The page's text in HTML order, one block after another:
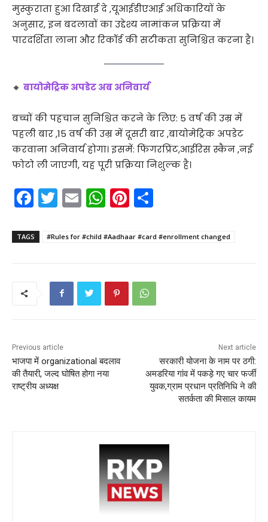
मुस्कुराता हुआ दिखाई दे ,यूआईडीएआई अधिकारियों के
अनुसार, इन बदलावों का उद्देश्य नामांकन प्रक्रिया में
पारदर्शिता लाना और रिकॉर्ड की सटीकता सुनिश्चित करना है।
🔸 बायोमेट्रिक अपडेट अब अनिवार्य
बच्चों की पहचान सुनिश्चित करने के लिए: 5 वर्ष की उम्र में
पहली बार ,15 वर्ष की उम्र में दूसरी बार ,बायोमेट्रिक अपडेट
करवाना अनिवार्य होगा। इसमें: फिंगरप्रिंट,आईरिस स्कैन ,नई
फोटो ली जाएगी, यह पूरी प्रक्रिया निशुल्क है।
F
a
c
T
w
itt
E
m
ai
W
h
a
p
p
Pi
nt
er ar
TAGS #Rules for #child #Aadhaar #card #enrollment changed
Previous article
भाजपा में organizational बदलाव
की तैयारी, जल्द घोषित होगा नया
राष्ट्रीय अध्यक्ष
Next article
सरकारी योजना के नाम पर ठगी:
अमडरिया गांव में पकड़े गए चार फर्जी
युवक,ग्राम प्रधान प्रतिनिधि ने की
सतर्कता की मिसाल कायम